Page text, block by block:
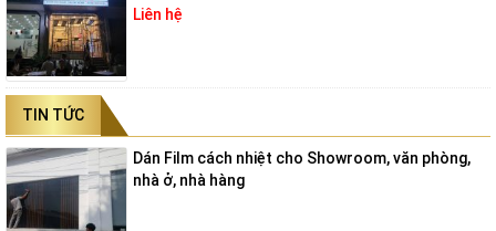
Liên hệ
TIN TỨC
Dán Film cách nhiệt cho Showroom, văn phòng,
nhà ở, nhà hàng